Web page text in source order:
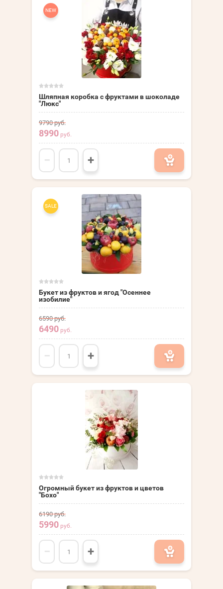
NEW
Шляпная коробка с фруктами в шоколаде
"Люкс"
9790руб.
8990 руб.
− +
SALE
Букет из фруктов и ягод "Осеннее
изобилие"
6590руб.
6490 руб.
− +
Огромный букет из фруктов и цветов
"Бохо"
6190руб.
5990 руб.
− +